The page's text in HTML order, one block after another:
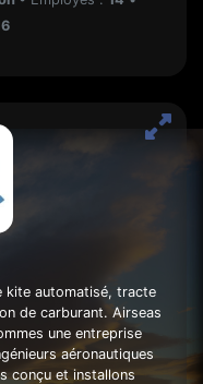
kite automatisé, tracte
de carburant. Airseas
une entreprise
aéronautiques
conçu et installons